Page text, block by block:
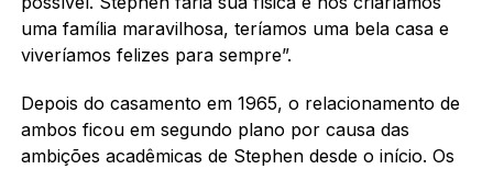
uma família maravilhosa, teríamos uma bela casa e
viveríamos felizes para sempre”.
Depois do casamento em 1965, o relacionamento de
ambos ficou em segundo plano por causa das
ambições acadêmicas de Stephen desde o início. Os